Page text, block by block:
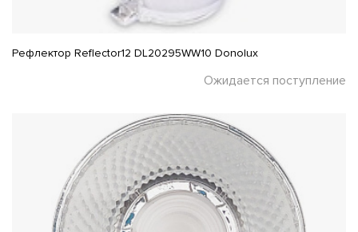
Рефлектор Reflector12 DL20295WW10 Donolux
Ожидается поступление